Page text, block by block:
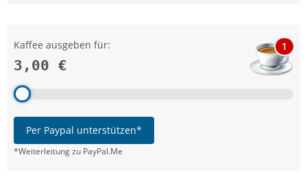
Kaffee ausgeben für:
3,00 €
1
Per Paypal unterstützen*
*Weiterleitung zu PayPal.Me